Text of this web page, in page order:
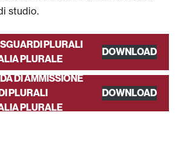
studio.
PLURALI
PLURALE
DOWNLOAD
DI AMMISSIONE
PLURALI
PLURALE
DOWNLOAD